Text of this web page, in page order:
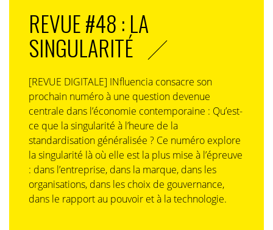
REVUE #48 : LA
SINGULARITÉ
[REVUE DIGITALE] INfluencia consacre son
prochain numéro à une question devenue
centrale dans l’économie contemporaine : Qu’est-
ce que la singularité à l’heure de la
standardisation généralisée ? Ce numéro explore
la singularité là où elle est la plus mise à l’épreuve
: dans l’entreprise, dans la marque, dans les
organisations, dans les choix de gouvernance,
dans le rapport au pouvoir et à la technologie.